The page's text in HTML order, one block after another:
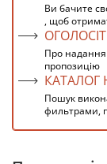
Ви бачите
, щоб
Про надання
пропозицію
КАТАЛОГ
Пошук
фильтрами,